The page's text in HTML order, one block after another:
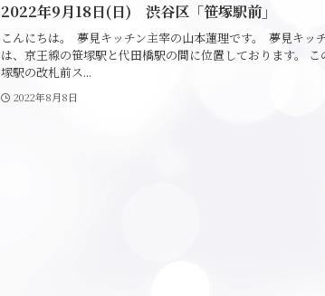
2022年9月18日(日) 渋谷区「笹塚駅前」
こんにちは。 夢見キッチン主宰の山本蓮理です。 夢見キッ
は、京王線の笹塚駅と代田橋駅の間に位置しております。
塚駅の改札前ス...
2022年8月8日